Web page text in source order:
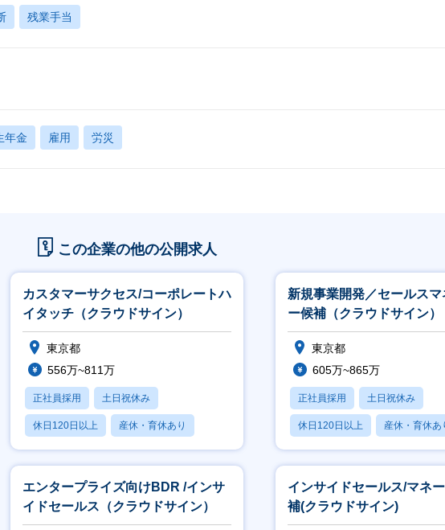
残業手当
年金 雇用 労災
この企業の他の公開求人
カスタマーサクセス/コーポレートハ
イタッチ（クラウドサイン）
東京都
556万~811万
正社員採用 土日祝休み
休日120日以上 産休・育休あり
月残業20時間以内
新規事業開発／セールスマ
ー候補（クラウドサイン）
東京都
605万~865万
正社員採用 土日祝休み
休日120日以上 産休・育休あ
月残業20時間以内
エンタープライズ向けBDR /インサ
イドセールス（クラウドサイン）
インサイドセールス/マネ
補(クラウドサイン)